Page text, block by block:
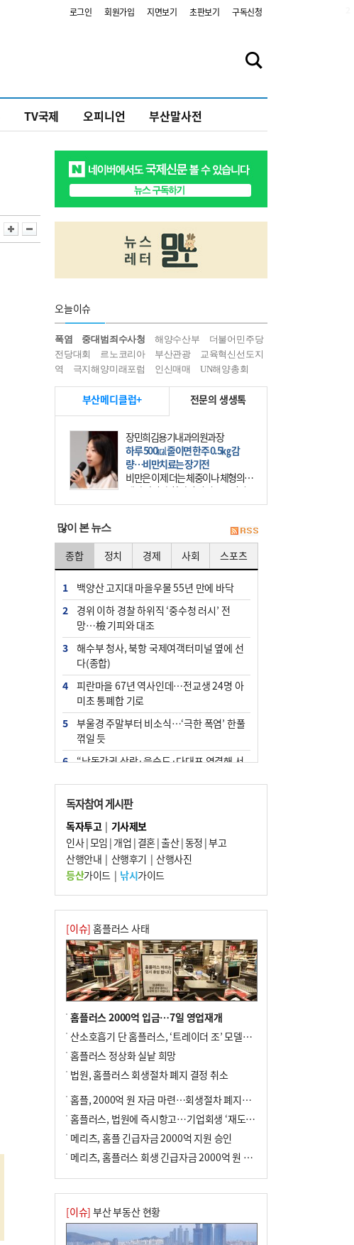
로그인 회원가입 지면보기 초판보기 구독신청
TV국제 오피니언 부산말사전
오늘이슈
폭염 중대범죄수사청 해양수산부
더불어민주당
전당대회
르노코리아 부산관광
교육혁신선도지
역
극지해양미래포럼 인신매매 UN해양총회
부산메디클럽+ 전문의 생생톡
장민희김용기내과의원과장
하루 500㎉ 줄이면 한주 0.5㎏ 감
량…비만치료는 장기전
비만은 이제 더는 체중이나 체형의 문
제가 아니다. 하나의 질병으로 인지
하고 치료와 관리를 해야 한다. 세계
많이 본 뉴스
종합 정치 경제 사회 스포츠
1
백양산 고지대 마을우물 55년 만에 바닥
2
경위 이하 경찰 하위직 ‘중수청 러시’ 전
망…檢 기피와 대조
3
해수부 청사, 북항 국제여객터미널 옆에 선
다(종합)
4
피란마을 67년 역사인데…전교생 24명 아
미초 통폐합 기로
5
부울경 주말부터 비소식…‘극한 폭염’ 한풀
꺾일 듯
6
“낙동강권 삼락·을숙도·다대포 연결해 서
7
오늘의 날씨- 2026년 8월 7일
8
외국인 선원 ‘인신매매 경유지’ 된 부산…
우려가 현실로
9
[사설] 해수부 신청사 북항으로 확정, 해양
수도 도약의 전환점
10 르노 못 타는 부산시장…관용차 규정에 막
힌 지역기업 응원
독자참여 게시판
독자투고| 기사제보
인사|모임 | 개업 | 결혼|출산|동정 |부고
산행안내 | 산행후기 | 산행사진
등산가이드| 낚시가이드
[이슈] 홈플러스 사태
홈플러스 2000억 입금…7일 영업재개
산소호흡기 단 홈플러스, ‘트레이더 조’ 모델로 살아날까
홈플러스 정상화 실낱 희망
법원, 홈플러스 회생절차 폐지 결정 취소
홈플, 2000억 원 자금 마련…회생절차 폐지에 즉시항고(종합)
홈플러스, 법원에 즉시항고…기업회생 ‘재도전’
메리츠, 홈플 긴급자금 2000억 지원 승인
메리츠, 홈플러스 회생 긴급자금 2000억 원 지원 승인
[이슈] 부산 부동산 현황